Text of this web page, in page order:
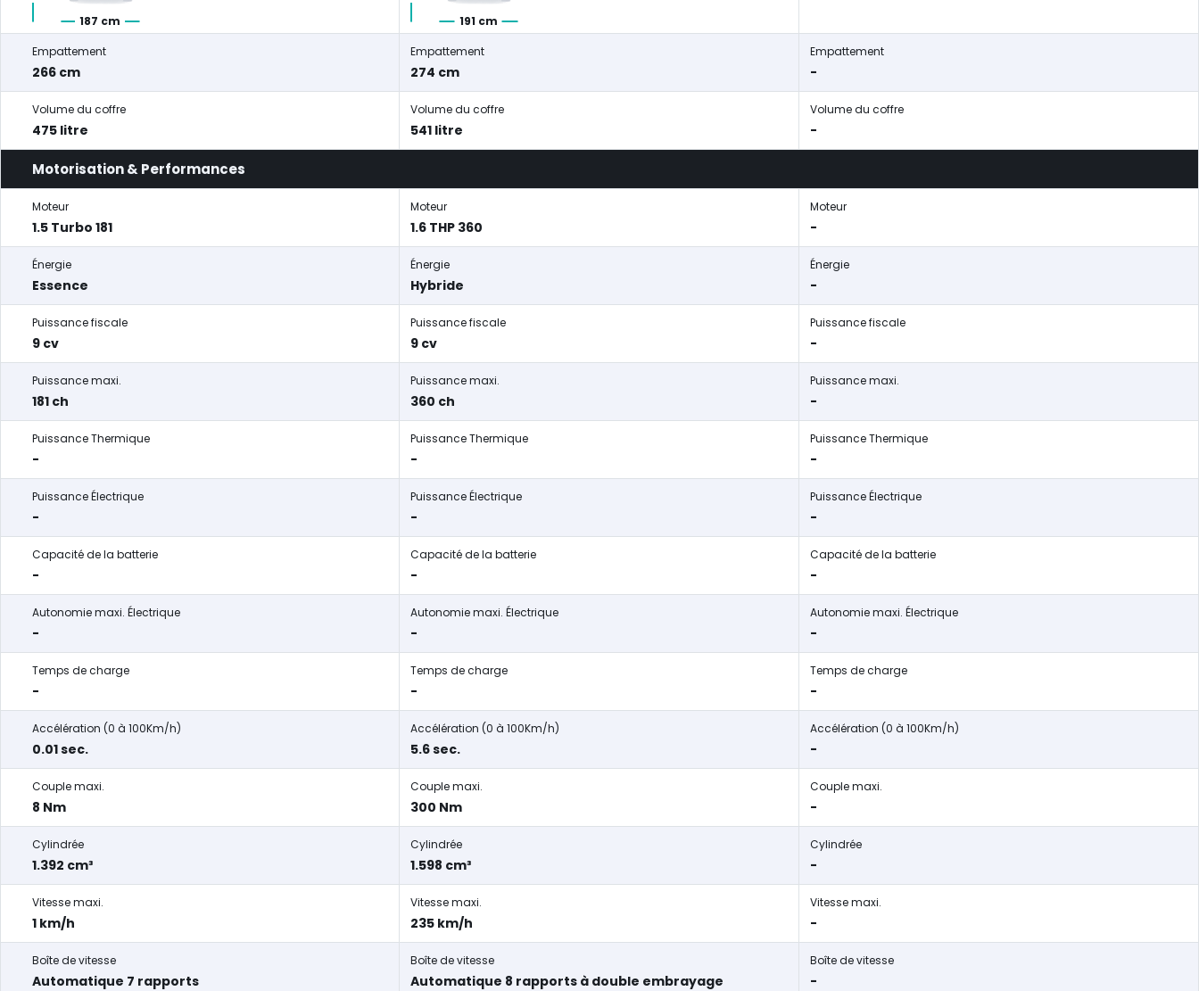
187 cm 191 cm
Empattement
266 cm
Empattement
274 cm
Empattement
-
Volume du coffre
475 litre
Volume du coffre
541 litre
Volume du coffre
-
Motorisation & Performances
Moteur
1.5 Turbo 181
Moteur
1.6 THP 360
Moteur
-
Énergie
Essence
Énergie
Hybride
Énergie
-
Puissance fiscale
9 cv
Puissance fiscale
9 cv
Puissance fiscale
-
Puissance maxi.
181 ch
Puissance maxi.
360 ch
Puissance maxi.
-
Puissance Thermique
-
Puissance Thermique
-
Puissance Thermique
-
Puissance Électrique
-
Puissance Électrique
-
Puissance Électrique
-
Capacité de la batterie
-
Capacité de la batterie
-
Capacité de la batterie
-
Autonomie maxi. Électrique
-
Autonomie maxi. Électrique
-
Autonomie maxi. Électrique
-
Temps de charge
-
Temps de charge
-
Temps de charge
-
Accélération (0 à 100Km/h)
0.01 sec.
Accélération (0 à 100Km/h)
5.6 sec.
Accélération (0 à 100Km/h)
-
Couple maxi.
8 Nm
Couple maxi.
300 Nm
Couple maxi.
-
Cylindrée
1.392 cm³
Cylindrée
1.598 cm³
Cylindrée
-
Vitesse maxi.
1 km/h
Vitesse maxi.
235 km/h
Vitesse maxi.
-
Boîte de vitesse
Automatique 7 rapports
Boîte de vitesse
Automatique 8 rapports à double embrayage
Boîte de vitesse
-